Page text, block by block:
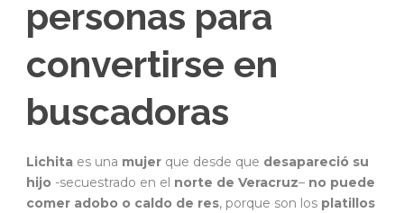
personas para
convertirse en
buscadoras
Lichita es una mujer que desde que desapareció su
hijo -secuestrado en el norte de Veracruz– no puede
comer adobo o caldo de res, porque son los platillos